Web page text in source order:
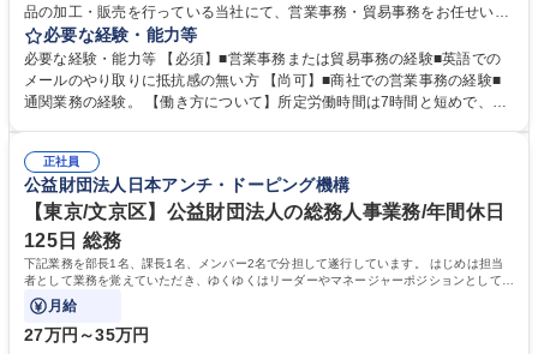
品の加工・販売を行っている当社にて、営業事務・貿易事務をお任せいた
します。営業社員のサポートポジションとして、受発注から海外工場との
調整まで幅広く対応し、当社事業の根幹を支えていただきます。 ■受発注
業務、請求書発行 ■海外工場とのスケジュール調整 ■在庫管理 ■輸入書類
の確認・作成 ■配送手配 ■通関業者を通して行う輸出入業全般 ■倉庫との
ルプロデュースしているため、商品に関わる全ての業務をサポート頂きま
す。 募集職種 東京都中央区【営業事務・貿易事務】食品商社/残業少なめ/
リモート等相談可
必要な経験・能力等
必要な経験・能力等 【必須】■営業事務または貿易事務の経験■英語での
メールのやり取りに抵抗感の無い方 【尚可】■商社での営業事務の経験■
通関業務の経験。 【働き方について】所定労働時間は7時間と短めで、残
の強み】1991年の設立以来、外食産業を中心としたお客様の多様なニー
ズに沿った冷凍水産物等の生産・輸入・販売を一貫して手掛けています。
自社工場と海外拠点の強固な連携によるワンストップサービスが最大の強
みです。 学歴・資格 学歴：大学院 大学 語学力：英語 資格：
正社員
公益財団法人日本アンチ・ドーピング機構
【東京/文京区】公益財団法人の総務人事業務/年間休日
125日 総務
下記業務を部長1名、課長1名、メンバー2名で分担して遂行しています。 はじめは担当
者として業務を覚えていただき、ゆくゆくはリーダーやマネージャーポジションとして活
躍いただくことを期待しています。
月給
27万円～35万円